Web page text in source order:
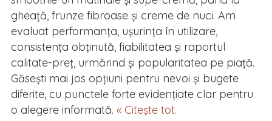
gheață, frunze fibroase și creme de nuci. Am
evaluat performanța, ușurința în utilizare,
consistența obținută, fiabilitatea și raportul
calitate-preț, urmărind și popularitatea pe piață.
Găsești mai jos opțiuni pentru nevoi și bugete
diferite, cu punctele forte evidențiate clar pentru
o alegere informată. « Citește tot.